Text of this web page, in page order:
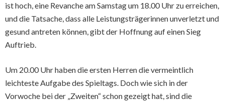
ist hoch, eine Revanche am Samstag um 18.00 Uhr zu erreichen,
und die Tatsache, dass alle Leistungsträgerinnen unverletzt und
gesund antreten können, gibt der Hoffnung auf einen Sieg
Auftrieb.
Um 20.00 Uhr haben die ersten Herren die vermeintlich
leichteste Aufgabe des Spieltags. Doch wie sich in der
Vorwoche bei der „Zweiten“ schon gezeigt hat, sind die